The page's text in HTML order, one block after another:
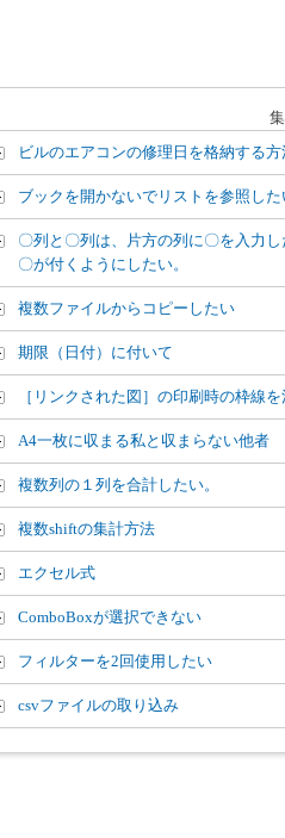
ビルのエアコンの修理日を格納する方
ブックを開かないでリストを参照した
〇列と〇列は、片方の列に〇を入力
〇が付くようにしたい。
複数ファイルからコピーしたい
期限（日付）に付いて
［リンクされた図］の印刷時の枠線
A4一枚に収まる私と収まらない他者
複数列の１列を合計したい。
複数shiftの集計方法
エクセル式
ComboBoxが選択できない
フィルターを2回使用したい
csvファイルの取り込み